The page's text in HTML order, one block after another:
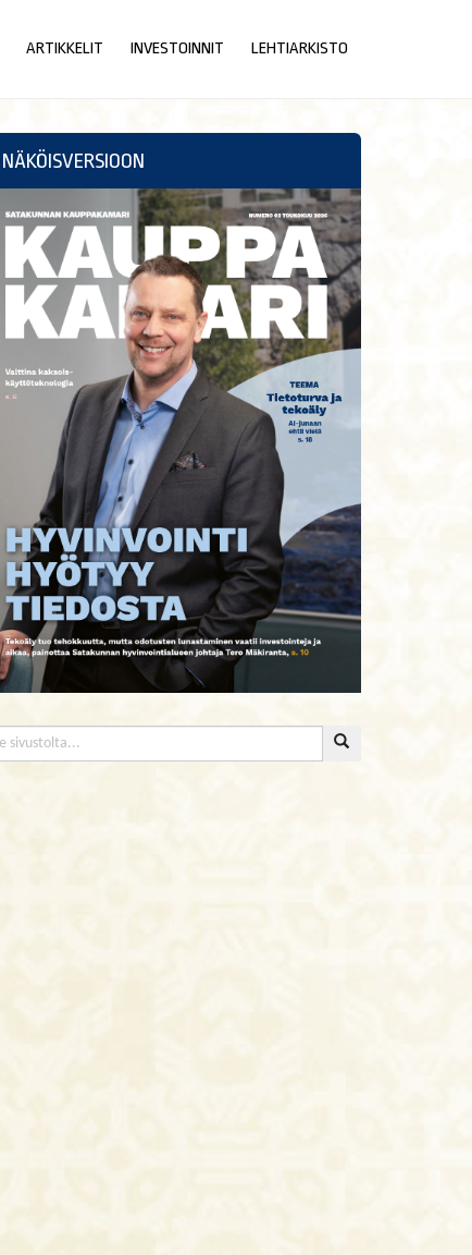
ARTIKKELIT INVESTOINNIT LEHTIARKISTO
NÄKÖISVERSIOON